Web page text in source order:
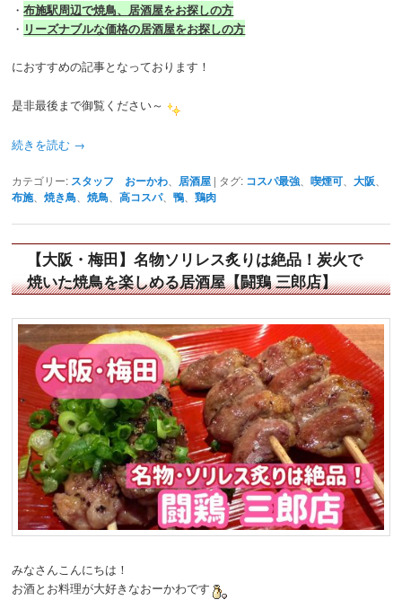
・布施駅周辺で焼鳥、居酒屋をお探しの方
・ リーズナブルな価格の居酒屋をお探しの方
におすすめの記事となっております！
是非最後まで御覧ください～
続きを読む →
カテゴリー: スタッフ おーかわ 居酒屋 | タグ: コスパ最強 、喫煙可 、大阪
布施、焼き鳥 、焼鳥 、高コスパ、鴨 、鶏肉
【大阪・梅田】名物ソリレス炙りは絶品！炭火で
焼いた焼鳥を楽しめる居酒屋【闘鶏 三郎店】
みなさんこんにちは！
お酒とお料理が大好きなおーかわです